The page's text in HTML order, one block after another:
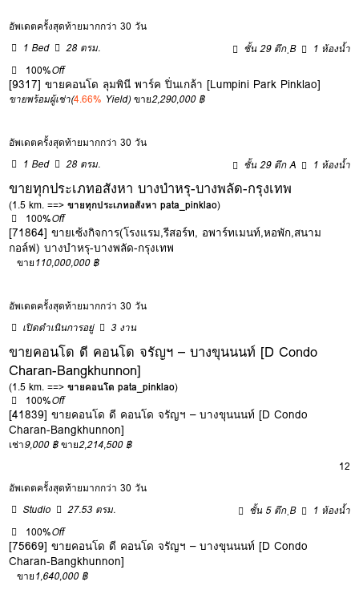
อัพเดตครั้งสุดท้ายมากกว่า 30 วัน
1 Bed
28 ตรม. ชั้น 29 ตึก ฺB
1 ห้องน้ำ
100%Off
[9317] ขายคอนโด ลุมพินี พาร์ค ปิ่นเกล้า [Lumpini Park Pinklao]
ขายพร้อมผู้เช่า(4.66% Yield) ขาย2,290,000 ฿
อัพเดตครั้งสุดท้ายมากกว่า 30 วัน
1 Bed
28 ตรม. ชั้น 29 ตึก A 1 ห้องน้ำ
ขายทุกประเภทอสังหา บางบำหรุ-บางพลัด-กรุงเทพ
(1.5 km. ==>ขายทุกประเภทอสังหา pata_pinklao)
100%Off
[71864] ขายเซ้งกิจการ(โรงแรม,รีสอร์ท, อพาร์ทเมนท์,หอพัก,สนาม
กอล์ฟ) บางบำหรุ-บางพลัด-กรุงเทพ
ขาย110,000,000 ฿
อัพเดตครั้งสุดท้ายมากกว่า 30 วัน
เปิดดำเนินการอยู่
3 งาน
ขายคอนโด ดี คอนโด จรัญฯ – บางขุนนนท์ [D Condo
Charan-Bangkhunnon]
(1.5 km. ==>ขายคอนโด pata_pinklao)
100%Off
[41839] ขายคอนโด ดี คอนโด จรัญฯ – บางขุนนนท์ [D Condo
Charan-Bangkhunnon]
เช่า9,000 ฿ ขาย2,214,500 ฿
12
อัพเดตครั้งสุดท้ายมากกว่า 30 วัน
Studio
27.53 ตรม. ชั้น 5 ตึก ฺB
1 ห้องน้ำ
100%Off
[75669] ขายคอนโด ดี คอนโด จรัญฯ – บางขุนนนท์ [D Condo
Charan-Bangkhunnon]
ขาย1,640,000 ฿